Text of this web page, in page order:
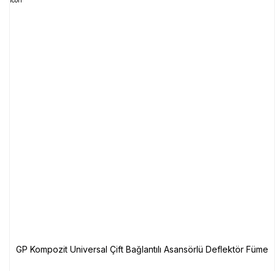
GP Kompozit Universal Çift Bağlantılı Asansörlü Deflektör Füme